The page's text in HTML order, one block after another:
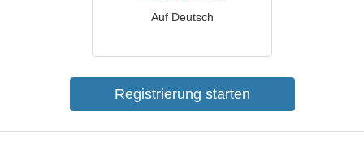
Auf Deutsch
Registrierung starten